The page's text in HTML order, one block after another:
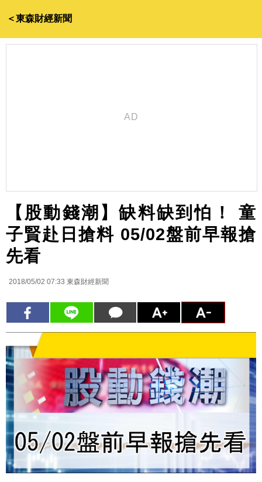
＜東森財經新聞
【股動錢潮】缺料缺到怕！ 童
子賢赴日搶料 05/02盤前早報搶
先看
2018/05/02 07:33 東森財經新聞